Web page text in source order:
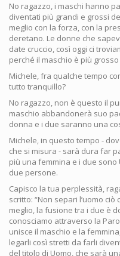
No ragazzo, i maschi hanno
diventati più grandi e grossi
meglio con la forza, con la
deretano. Le donne che
date cruccio, così oggi ci
perché il maschio è più
Michele, fra qualche tempo
tutto tranquillo?
No ragazzo, non è questo il
maschio abbandonerà suo
donna e i due saranno una
Michele, in questo tempo -
che si misura - sarà dura far
più una femmina e i due
due persone.
Capisco la tua perplessità,
scritto: “Non separi l’uomo ciò
meglio, la fusione tra i due è
conosciamo attraverso la
unisce il maschio e la
legarli così stretti da farli
del titolo di Uomo, che sarà